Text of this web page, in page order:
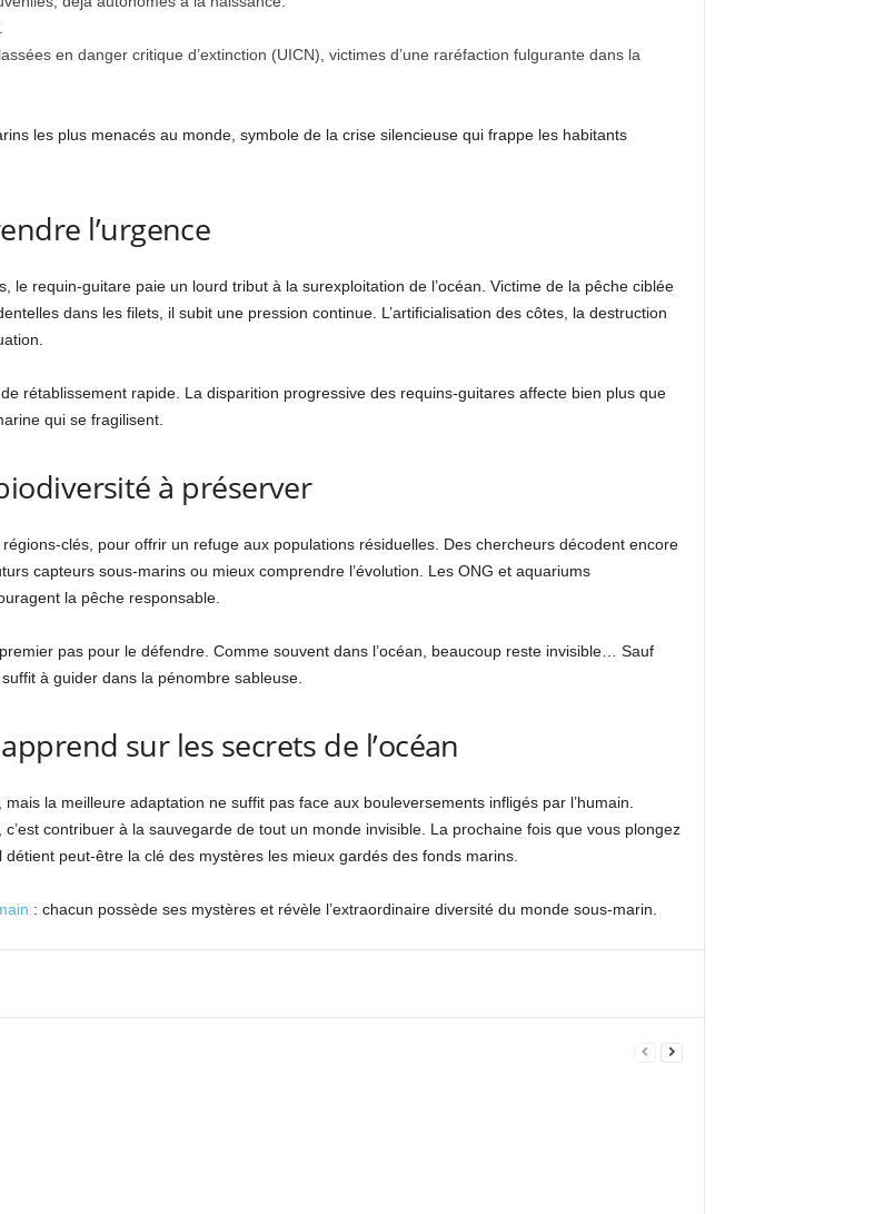
en danger critique d’extinction (UICN), victimes d’une raréfaction fulgurante dans la
les plus menacés au monde, symbole de la crise silencieuse qui frappe les habitants
l’urgence
le requin-guitare paie un lourd tribut à la surexploitation de l’océan. Victime de la pêche ciblée
dans les filets, il subit une pression continue. L’artificialisation des côtes, la destruction
rétablissement rapide. La disparition progressive des requins-guitares affecte bien plus que
qui se fragilisent.
à préserver
clés, pour offrir un refuge aux populations résiduelles. Des chercheurs décodent encore
capteurs sous-marins ou mieux comprendre l’évolution. Les ONG et aquariums
la pêche responsable.
pas pour le défendre. Comme souvent dans l’océan, beaucoup reste invisible… Sauf
à guider dans la pénombre sableuse.
sur les secrets de l’océan
la meilleure adaptation ne suffit pas face aux bouleversements infligés par l’humain.
contribuer à la sauvegarde de tout un monde invisible. La prochaine fois que vous plongez
peut-être la clé des mystères les mieux gardés des fonds marins.
: chacun possède ses mystères et révèle l’extraordinaire diversité du monde sous-marin.